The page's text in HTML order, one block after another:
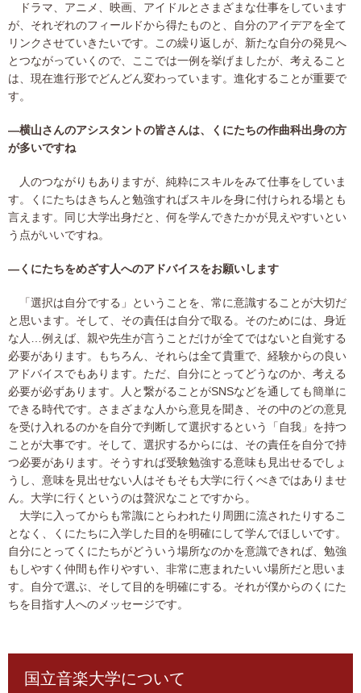
ドラマ、アニメ、映画、アイドルとさまざまな仕事をしています
が、それぞれのフィールドから得たものと、自分のアイデアを全て
リンクさせていきたいです。この繰り返しが、新たな自分の発見へ
とつながっていくので、ここでは一例を挙げましたが、考えること
は、現在進行形でどんどん変わっています。進化することが重要で
す。
―横山さんのアシスタントの皆さんは、くにたちの作曲科出身の方
が多いですね
人のつながりもありますが、純粋にスキルをみて仕事をしていま
す。くにたちはきちんと勉強すればスキルを身に付けられる場とも
言えます。同じ大学出身だと、何を学んできたかが見えやすいとい
う点がいいですね。
―くにたちをめざす人へのアドバイスをお願いします
「選択は自分でする」ということを、常に意識することが大切だ
と思います。そして、その責任は自分で取る。そのためには、身近
な人…例えば、親や先生が言うことだけが全てではないと自覚する
必要があります。もちろん、それらは全て貴重で、経験からの良い
アドバイスでもあります。ただ、自分にとってどうなのか、考える
必要が必ずあります。人と繋がることがSNSなどを通しても簡単に
できる時代です。さまざまな人から意見を聞き、その中のどの意見
を受け入れるのかを自分で判断して選択するという「自我」を持つ
ことが大事です。そして、選択するからには、その責任を自分で持
つ必要があります。そうすれば受験勉強する意味も見出せるでしょ
うし、意味を見出せない人はそもそも大学に行くべきではありませ
ん。大学に行くというのは贅沢なことですから。
大学に入ってからも常識にとらわれたり周囲に流されたりするこ
となく、くにたちに入学した目的を明確にして学んでほしいです。
自分にとってくにたちがどういう場所なのかを意識できれば、勉強
もしやすく仲間も作りやすい、非常に恵まれたいい場所だと思いま
す。自分で選ぶ、そして目的を明確にする。それが僕からのくにた
ちを目指す人へのメッセージです。
国立音楽大学について